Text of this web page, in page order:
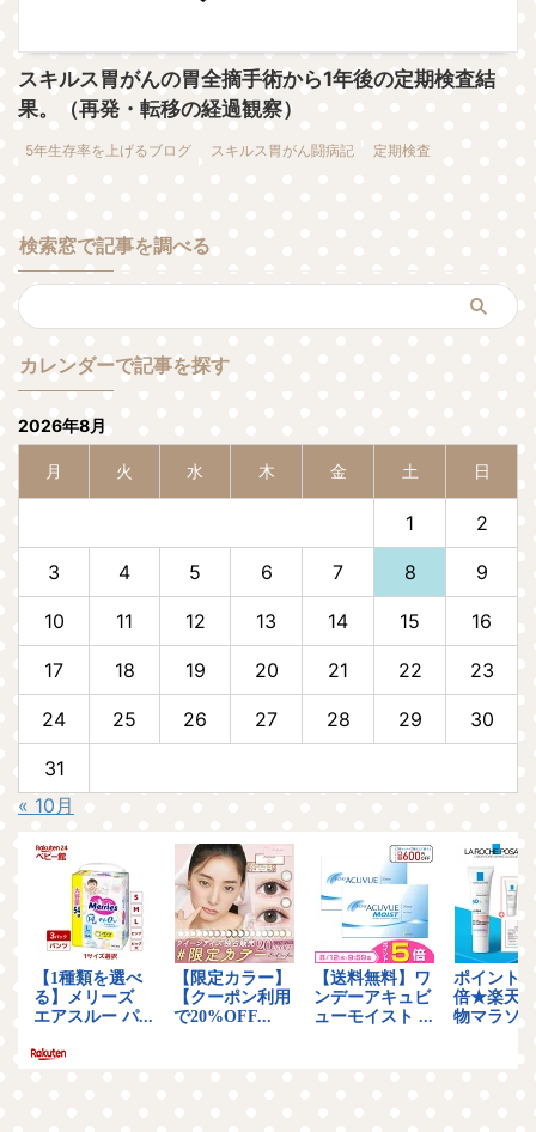
スキルス胃がんの胃全摘手術から1年後の定期検査結
果。（再発・転移の経過観察）
5年生存率を上げるブログ スキルス胃がん闘病記 定期検査
検索窓で記事を調べる
カレンダーで記事を探す
2026年8月
月 火 水 木 金 土 日
1 2
3 4 5 6 7 8 9
10 11 12 13 14 15 16
17 18 19 20 21 22 23
24 25 26 27 28 29 30
31
« 10月